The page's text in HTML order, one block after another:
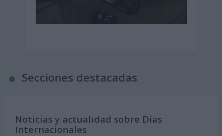
Secciones destacadas
Noticias y actualidad sobre Días
Internacionales